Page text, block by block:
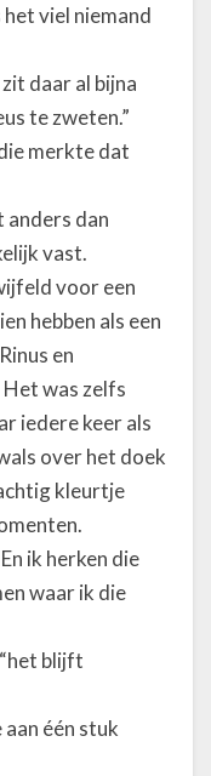
viel niemand
zit daar al bijna
te zweten.”
merkte dat
anders dan
vast.
voor een
hebben als een
en
was zelfs
iedere keer als
over het doek
kleurtje
ik herken die
waar ik die
blijft
aan één stuk